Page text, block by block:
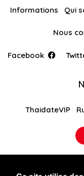
Informations Qui
Nous
Facebook
ThaidateVIP
Global Solutions